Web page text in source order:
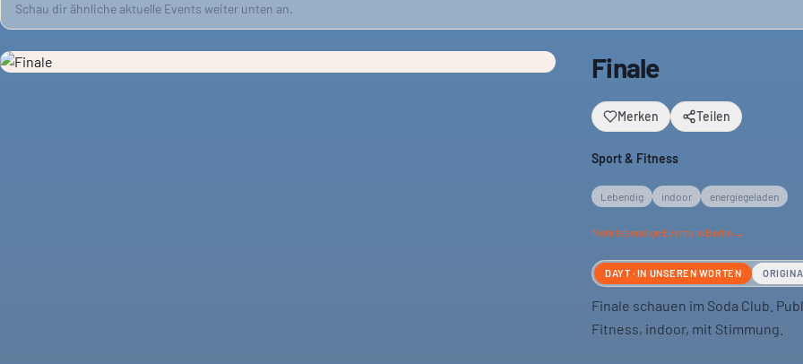
Schau dir ähnliche aktuelle Events weiter unten an.
Finale
Merken Teilen
Sport & Fitness
Lebendig indoor energiegeladen
Mehr lebendige Events in Berlin →
DAYT · IN UNSEREN WORTEN
Finale schauen im Soda Club.
Fitness, indoor, mit Stimmung.